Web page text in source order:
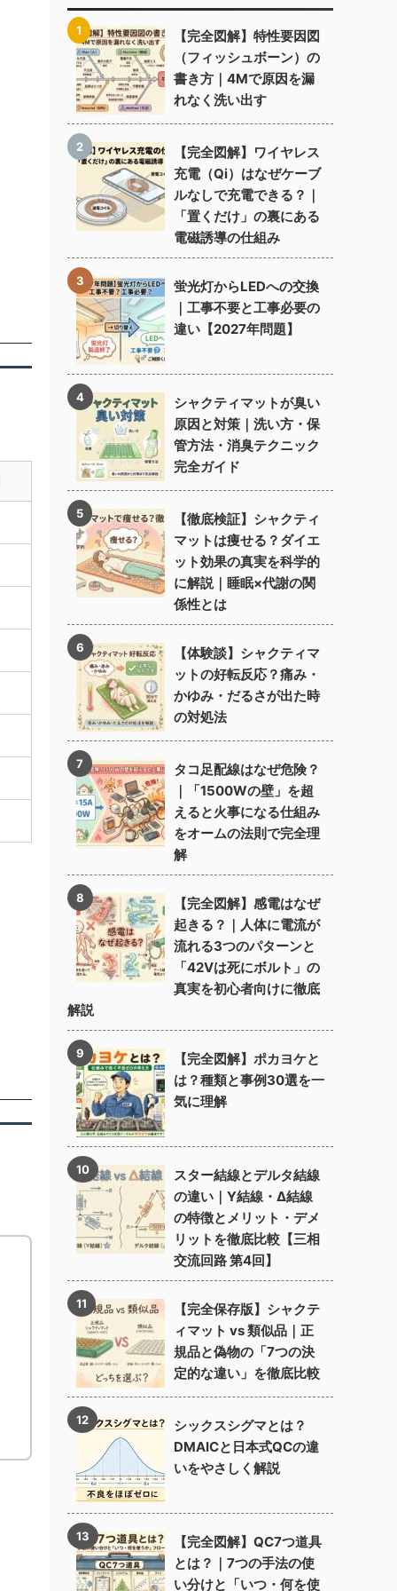
【完全図解】特性要因図
（フィッシュボーン）の
書き方｜4Mで原因を漏
れなく洗い出す
【完全図解】ワイヤレス
充電（Qi）はなぜケーブ
ルなしで充電できる？｜
「置くだけ」の裏にある
電磁誘導の仕組み
蛍光灯からLEDへの交換
｜工事不要と工事必要の
違い【2027年問題】
シャクティマットが臭い
原因と対策｜洗い方・保
管方法・消臭テクニック
完全ガイド
【徹底検証】シャクティ
マットは痩せる？ダイエ
ット効果の真実を科学的
に解説｜睡眠×代謝の関
係性とは
【体験談】シャクティマ
ットの好転反応？痛み・
かゆみ・だるさが出た時
の対処法
タコ足配線はなぜ危険？
｜「1500Wの壁」を超
えると火事になる仕組み
をオームの法則で完全理
解
【完全図解】感電はなぜ
起きる？｜人体に電流が
流れる3つのパターンと
「42Vは死にボルト」の
真実を初心者向けに徹底
解説
【完全図解】ポカヨケと
は？種類と事例30選を一
気に理解
スター結線とデルタ結線
の違い｜Y結線・Δ結線
の特徴とメリット・デメ
リットを徹底比較【三相
交流回路 第4回】
【完全保存版】シャクテ
ィマット vs 類似品｜正
規品と偽物の「7つの決
定的な違い」を徹底比較
シックスシグマとは？
DMAICと日本式QCの違
いをやさしく解説
【完全図解】QC7つ道具
とは？｜7つの手法の使
い分けと「いつ・何を使